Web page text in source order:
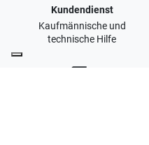
Kundendienst
Kaufmännische und
technische Hilfe
local_shipping